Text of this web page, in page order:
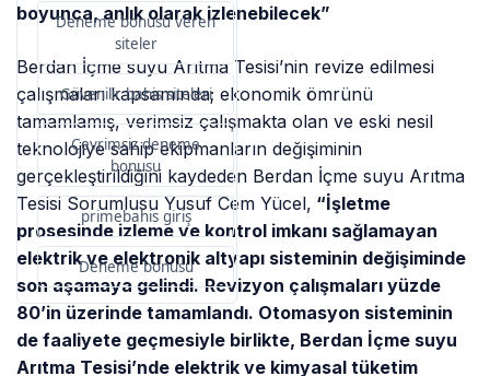
Deneme bonusu veren
siteler
Güvenilir bahis siteleri
Çevrimsiz deneme
bonusu
primebahis giriş
Deneme bonusu
boyunca, anlık olarak izlenebilecek”
Berdan İçme suyu Arıtma Tesisi’nin revize edilmesi
çalışmaları kapsamında; ekonomik ömrünü
tamamlamış, verimsiz çalışmakta olan ve eski nesil
teknolojiye sahip ekipmanların değişiminin
gerçekleştirildiğini kaydeden Berdan İçme suyu Arıtma
Tesisi Sorumlusu Yusuf Cem Yücel, “İşletme
prosesinde izleme ve kontrol imkanı sağlamayan
elektrik ve elektronik altyapı sisteminin değişiminde
son aşamaya gelindi. Revizyon çalışmaları yüzde
80’in üzerinde tamamlandı. Otomasyon sisteminin
de faaliyete geçmesiyle birlikte, Berdan İçme suyu
Arıtma Tesisi’nde elektrik ve kimyasal tüketim